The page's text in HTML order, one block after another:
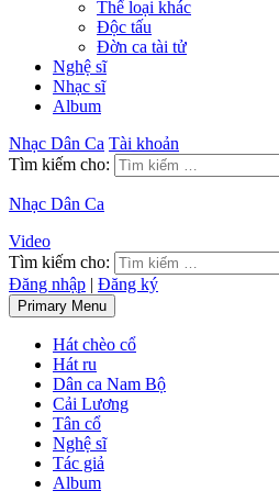
Thể loại khác
Độc tấu
Đờn ca tài tử
Nghệ sĩ
Nhạc sĩ
Album
Nhạc Dân Ca Tài khoản
Tìm kiếm cho:
Nhạc Dân Ca
Video
Tìm kiếm cho:
Đăng nhập | Đăng ký
Primary Menu
Hát chèo cổ
Hát ru
Dân ca Nam Bộ
Cải Lương
Tân cổ
Nghệ sĩ
Tác giả
Album